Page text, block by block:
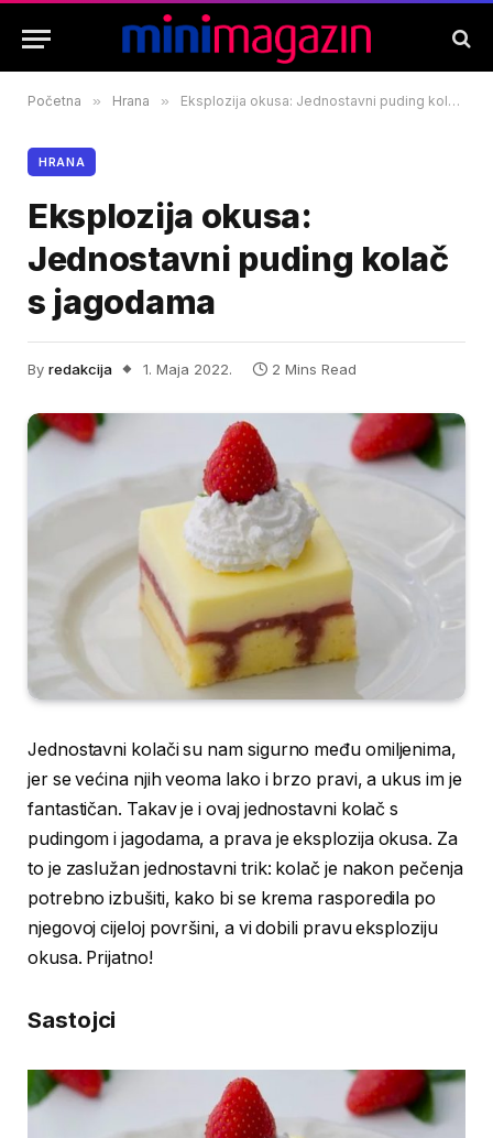
Početna » Hrana » Eksplozija okusa: Jednostavni puding kolač s jagodama
HRANA
Eksplozija okusa:
Jednostavni puding kolač
s jagodama
By redakcija 1. Maja 2022. 2 Mins Read
Jednostavni kolači su nam sigurno među omiljenima,
jer se većina njih veoma lako i brzo pravi, a ukus im je
fantastičan. Takav je i ovaj jednostavni kolač s
pudingom i jagodama, a prava je eksplozija okusa. Za
to je zaslužan jednostavni trik: kolač je nakon pečenja
potrebno izbušiti, kako bi se krema rasporedila po
njegovoj cijeloj površini, a vi dobili pravu eksploziju
okusa. Prijatno!
Sastojci